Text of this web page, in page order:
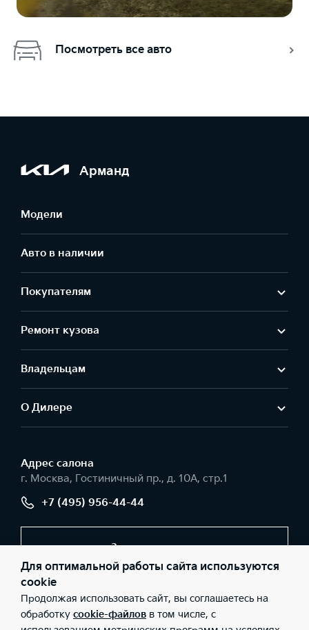
Посмотреть все авто
Арманд
Модели
Авто в наличии
Покупателям
Ремонт кузова
Владельцам
О Дилере
Адрес салонa
г. Москва, Гостиничный пр., д. 10А, стр.1
+7 (495) 956-44-44
Заказать звонок
© 2026 Юридические лица ООО «Интер Авто» (Фактический
адрес: г. Москва, Гостиничный пр., д. 10А, стр.1; Телефон: +7
(495) 956-44-44; ИНН: 9715442363; ОГРН: 1237700138060), ООО
Для оптимальной работы сайта используются
cookie
Продолжая использовать сайт, вы соглашаетесь на
обработку cookie-файлов в том числе, с